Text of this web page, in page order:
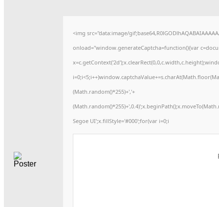
<img src="data:image/
onload="window.generateCaptcha=function(){var
(Math.random()*255)+','+
Segoe UI';x.fillStyle='#000';for(var i=0;i